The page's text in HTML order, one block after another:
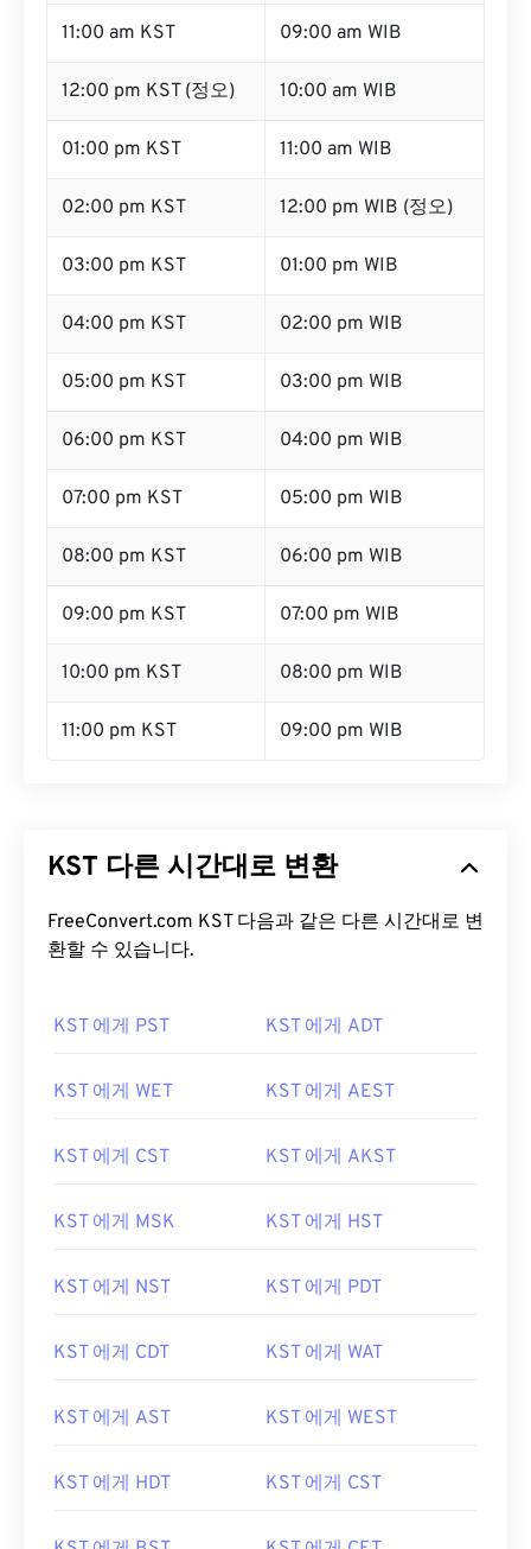
11:00 am KST 09:00 am WIB
12:00 pm KST (정오) 10:00 am WIB
01:00 pm KST 11:00 am WIB
02:00 pm KST 12:00 pm WIB (정오)
03:00 pm KST 01:00 pm WIB
04:00 pm KST 02:00 pm WIB
05:00 pm KST 03:00 pm WIB
06:00 pm KST 04:00 pm WIB
07:00 pm KST 05:00 pm WIB
08:00 pm KST 06:00 pm WIB
09:00 pm KST 07:00 pm WIB
10:00 pm KST 08:00 pm WIB
11:00 pm KST 09:00 pm WIB
KST 다른 시간대로 변환
FreeConvert.com KST 다음과 같은 다른 시간대로 변
환할 수 있습니다.
KST 에게 PST KST 에게 ADT
KST 에게 WET KST 에게 AEST
KST 에게 CST KST 에게 AKST
KST 에게 MSK KST 에게 HST
KST 에게 NST KST 에게 PDT
KST 에게 CDT KST 에게 WAT
KST 에게 AST KST 에게 WEST
KST 에게 HDT KST 에게 CST